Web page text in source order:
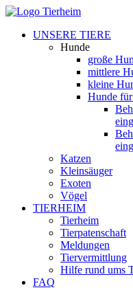
UNSERE TIERE
Hunde
große
mittlere
kleine
Hunde
Katzen
Kleinsäuger
Exoten
Vögel
TIERHEIM
Tierheim
Tierpatenschaft
Meldungen
Tiervermittlung
Hilfe rund ums
FAQ